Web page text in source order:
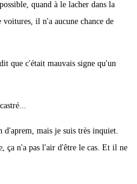
quand à le lacher dans la
il n'a aucune chance de
que c'était mauvais signe qu'un
d'aprem, mais je suis très inquiet.
ça n'a pas l'air d'être le cas. Et il ne